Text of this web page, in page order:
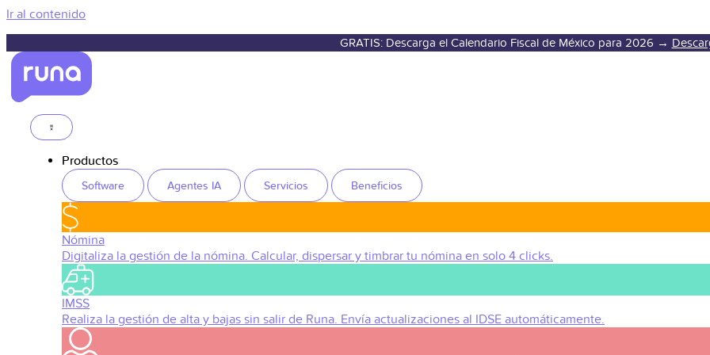
Ir al contenido
GRATIS: Descarga el Calendario Fiscal de México para 2026 →
Productos
Software Agentes IA Servicios Beneficios
Nómina
Digitaliza la gestión de la nómina. Calcular, dispersar y timbrar tu nómina en solo 4 clicks.
IMSS
Realiza la gestión de alta y bajas sin salir de Runa. Envía actualizaciones al IDSE automáticamente.